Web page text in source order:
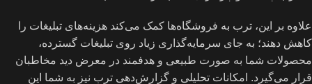
علاوه بر این، ترب به فروشگاه‌ها کمک می‌کند هزینه‌های تبلیغات را
کاهش دهند؛ به جای سرمایه‌گذاری زیاد روی تبلیغات گسترده،
محصولات شما به صورت طبیعی و هدفمند در معرض دید مخاطبان
قرار می‌گیرد. امکانات تحلیلی و گزارش‌دهی ترب نیز به شما این